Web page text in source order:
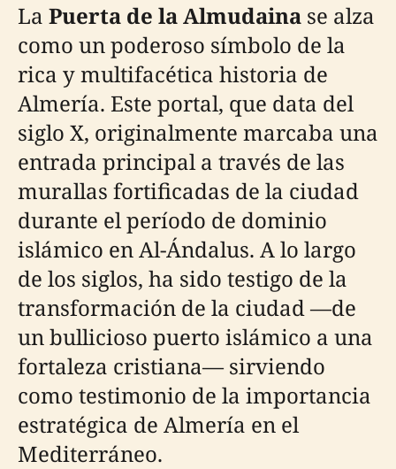
La Puerta de la Almudaina se alza
como un poderoso símbolo de la
rica y multifacética historia de
Almería. Este portal, que data del
siglo X, originalmente marcaba una
entrada principal a través de las
murallas fortificadas de la ciudad
durante el período de dominio
islámico en Al-Ándalus. A lo largo
de los siglos, ha sido testigo de la
transformación de la ciudad —de
un bullicioso puerto islámico a una
fortaleza cristiana— sirviendo
como testimonio de la importancia
estratégica de Almería en el
Mediterráneo.